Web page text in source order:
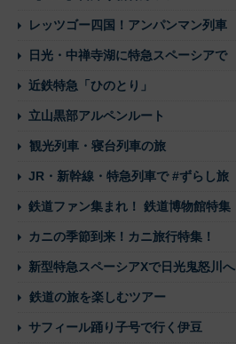
レッツゴー四国！アンパンマン列車
日光・中禅寺湖に特急スペーシアで
近鉄特急「ひのとり」
立山黒部アルペンルート
観光列車・寝台列車の旅
JR・新幹線・特急列車で #ずらし旅
鉄道ファン集まれ！ 鉄道博物館特集
カニの季節到来！カニ旅行特集！
新型特急スペーシアXで日光鬼怒川へ
鉄道の旅を楽しむツアー
サフィール踊り子号で行く伊豆